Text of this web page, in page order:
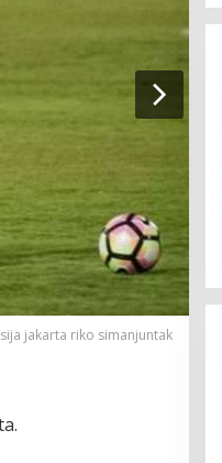
jakarta riko simanjuntak
di Sumenep Mulai